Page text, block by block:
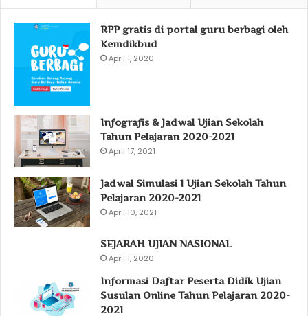
RPP gratis di portal guru berbagi oleh
Kemdikbud
April 1, 2020
Infografis & Jadwal Ujian Sekolah
Tahun Pelajaran 2020-2021
April 17, 2021
Jadwal Simulasi 1 Ujian Sekolah Tahun
Pelajaran 2020-2021
April 10, 2021
SEJARAH UJIAN NASIONAL
April 1, 2020
Informasi Daftar Peserta Didik Ujian
Susulan Online Tahun Pelajaran 2020-
2021